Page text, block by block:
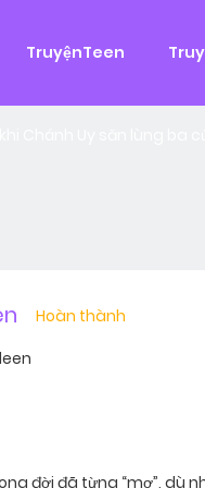
TruyệnTeen
Hùng, một tên cướp
Hoàn thành
đời đã từng “mơ”, dù